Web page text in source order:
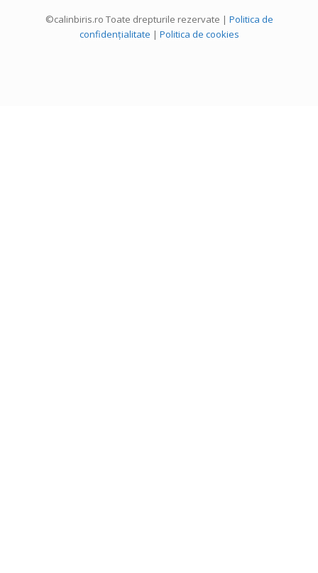
©calinbiris.ro Toate drepturile rezervate | Politica de
confidențialitate | Politica de cookies